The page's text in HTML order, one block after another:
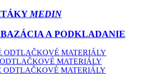
MEDIN
A PODKLADANIE
ODTLAČKOVÉ MATERIÁLY
MATERIÁLY
ODTLAČKOVÉ MATERIÁLY